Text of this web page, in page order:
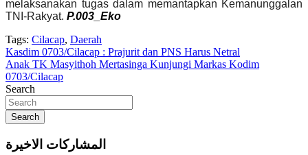
melaksanakan tugas dalam memantapkan Kemanunggalan
TNI-Rakyat. P.003_Eko
Tags: Cilacap, Daerah
Navigasi
pos
Kasdim 0703/Cilacap : Prajurit dan PNS Harus Netral
Anak TK Masyithoh Mertasinga Kunjungi Markas Kodim
0703/Cilacap
Search
Search
المشاركات الاخيرة